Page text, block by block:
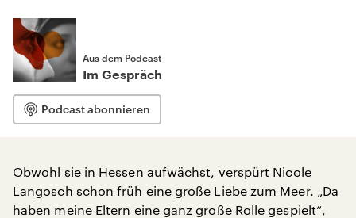
Aus dem Podcast
Im Gespräch
Podcast abonnieren
Obwohl sie in Hessen aufwächst, verspürt Nicole
Langosch schon früh eine große Liebe zum Meer. „Da
haben meine Eltern eine ganz große Rolle gespielt“,